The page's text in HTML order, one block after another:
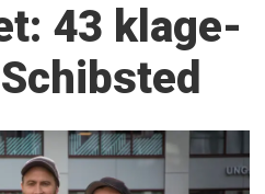
43 klage­